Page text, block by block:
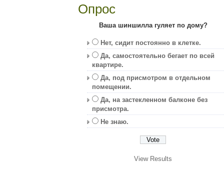
Опрос
Ваша шиншилла гуляет по дому?
Нет, сидит постоянно в клетке.
Да, самостоятельно бегает по всей
квартире.
Да, под присмотром в отдельном
помещении.
Да, на застекленном балконе без
присмотра.
Не знаю.
View Results